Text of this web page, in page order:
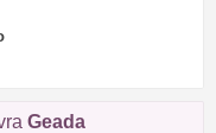
Geada